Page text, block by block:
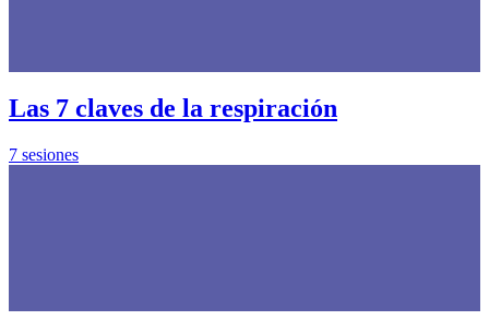
Las 7 claves de la respiración
7 sesiones